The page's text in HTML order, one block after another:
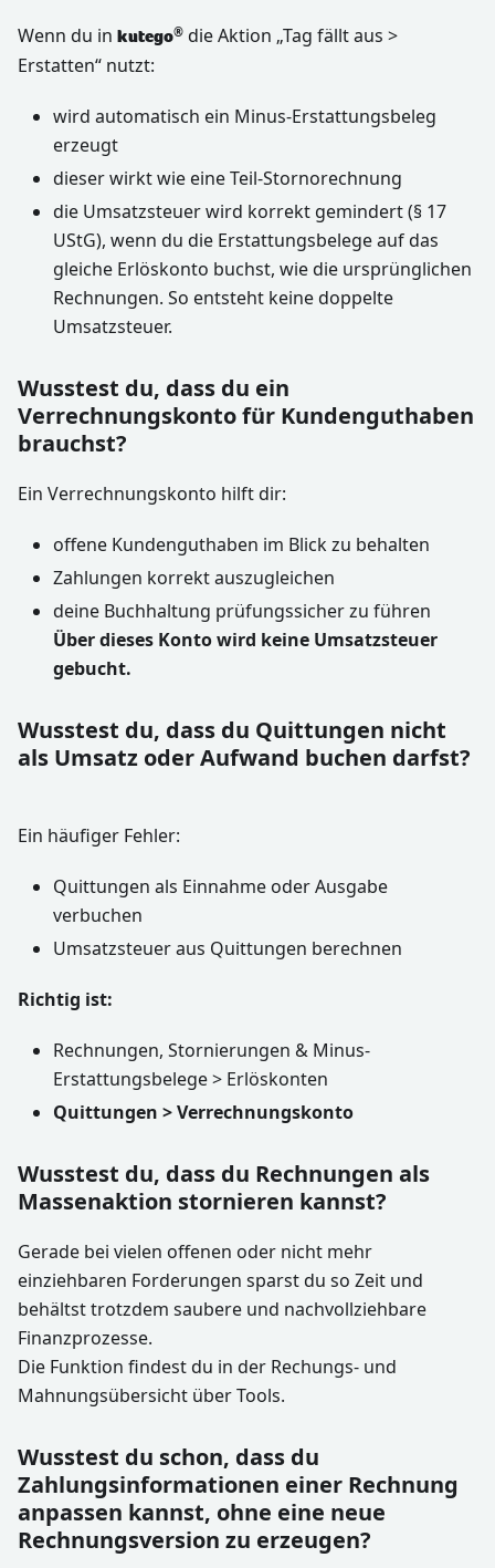
Wenn du in kutego® die Aktion „Tag fällt aus >
Erstatten“ nutzt:
wird automatisch ein Minus-Erstattungsbeleg
erzeugt
dieser wirkt wie eine Teil-Stornorechnung
die Umsatzsteuer wird korrekt gemindert (§ 17
UStG), wenn du die Erstattungsbelege auf das
gleiche Erlöskonto buchst, wie die ursprünglichen
Rechnungen. So entsteht keine doppelte
Umsatzsteuer.
Wusstest du, dass du ein
Verrechnungskonto für Kundenguthaben
brauchst?
Ein Verrechnungskonto hilft dir:
offene Kundenguthaben im Blick zu behalten
Zahlungen korrekt auszugleichen
deine Buchhaltung prüfungssicher zu führen
Über dieses Konto wird keine Umsatzsteuer
gebucht.
Wusstest du, dass du Quittungen nicht
als Umsatz oder Aufwand buchen darfst?
Ein häufiger Fehler:
Quittungen als Einnahme oder Ausgabe
verbuchen
Umsatzsteuer aus Quittungen berechnen
Richtig ist:
Rechnungen, Stornierungen & Minus-
Erstattungsbelege > Erlöskonten
Quittungen > Verrechnungskonto
Wusstest du, dass du Rechnungen als
Massenaktion stornieren kannst?
Gerade bei vielen offenen oder nicht mehr
einziehbaren Forderungen sparst du so Zeit und
behältst trotzdem saubere und nachvollziehbare
Finanzprozesse.
Die Funktion findest du in der Rechungs- und
Mahnungsübersicht über Tools.
Wusstest du schon, dass du
Zahlungsinformationen einer Rechnung
anpassen kannst, ohne eine neue
Rechnungsversion zu erzeugen?